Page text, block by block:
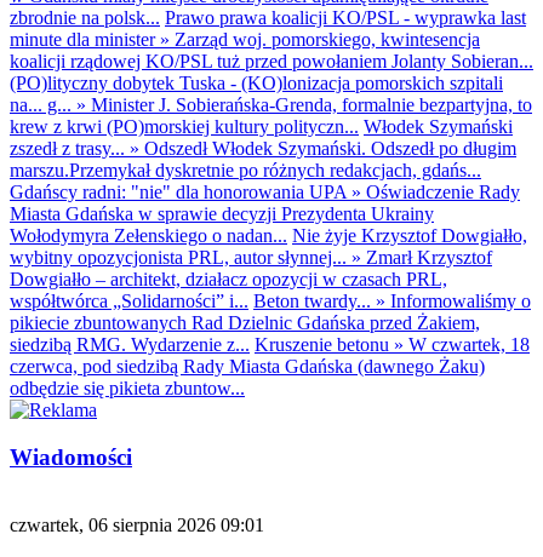
zbrodnie na polsk... Prawo prawa koalicji KO/PSL - wyprawka last
minute dla minister» Zarząd woj. pomorskiego, kwintesencja
koalicji rządowej KO/PSL tuż przed powołaniem Jolanty Sobieran...
(PO)lityczny dobytek Tuska - (KO)lonizacja pomorskich szpitali
na... g... » Minister J. Sobierańska-Grenda, formalnie bezpartyjna, to
krew z krwi (PO)morskiej kultury polityczn... Włodek Szymański
zszedł z trasy... » Odszedł Włodek Szymański. Odszedł po długim
marszu.Przemykał dyskretnie po różnych redakcjach, gdańs...
Gdańscy radni: "nie" dla honorowania UPA » Oświadczenie Rady
Miasta Gdańska w sprawie decyzji Prezydenta Ukrainy
Wołodymyra Zełenskiego o nadan... Nie żyje Krzysztof Dowgiałło,
wybitny opozycjonista PRL, autor słynnej... » Zmarł Krzysztof
Dowgiałło – architekt, działacz opozycji w czasach PRL,
współtwórca „Solidarności” i... Beton twardy... » Informowaliśmy o
pikiecie zbuntowanych Rad Dzielnic Gdańska przed Żakiem,
siedzibą RMG. Wydarzenie z... Kruszenie betonu » W czwartek, 18
czerwca, pod siedzibą Rady Miasta Gdańska (dawnego Żaku)
odbędzie się pikieta zbuntow...
Wiadomości
czwartek, 06 sierpnia 2026 09:01